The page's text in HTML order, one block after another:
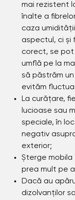
mai rezistent
înalte a
caza
aspectul, ci
corect, se pot
umflă pe la
să păstrăm
evităm
La curățare,
lucioase sau
speciale, în
negativ
exterior;
Șterge mobila
prea mult pe
Dacă au
dizolvanților